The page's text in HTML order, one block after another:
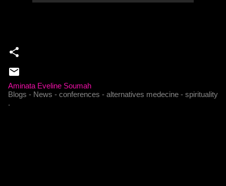
Aminata Eveline Soumah
Blogs - News - conferences - alternatives medecine - spirituality
.